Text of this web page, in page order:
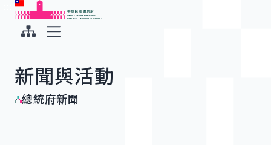
跳到主要內容
中華民國總統府
新聞與活動
總統府新聞